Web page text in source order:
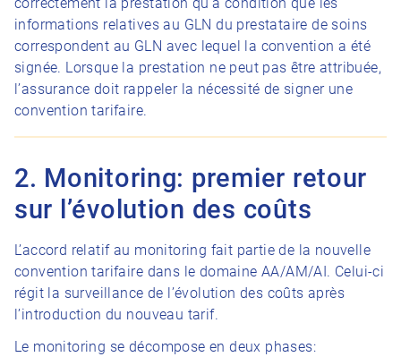
informations relatives au GLN du prestataire de soins
correspondent au GLN avec lequel la convention a été
signée. Lorsque la prestation ne peut pas être attribuée,
l’assurance doit rappeler la nécessité de signer une
convention tarifaire.
2. Monitoring: premier retour
sur l’évolution des coûts
L’accord relatif au monitoring fait partie de la nouvelle
convention tarifaire dans le domaine AA/AM/AI. Celui-ci
régit la surveillance de l’évolution des coûts après
l’introduction du nouveau tarif.
Le monitoring se décompose en deux phases: